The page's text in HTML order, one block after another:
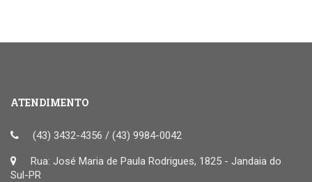
ATENDIMENTO
(43) 3432-4356 / (43) 9984-0042
Rua: José Maria de Paula Rodrigues, 1825 - Jandaia do
Sul-PR